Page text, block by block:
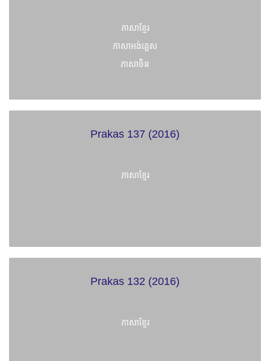
ភាសាខ្មែរ
ភាសាអង់គ្លេស
ភាសាចិន
Prakas 137 (2016)
ភាសាខ្មែរ
Prakas 132 (2016)
ភាសាខ្មែរ